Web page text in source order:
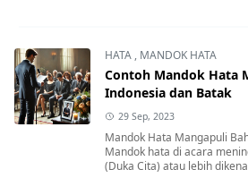
HATA , MANDOK HATA
Contoh Mandok Hata
Indonesia dan Batak
29 Sep, 2023
Mandok Hata Mangapuli
Mandok hata di acara
(Duka Cita) atau lebih